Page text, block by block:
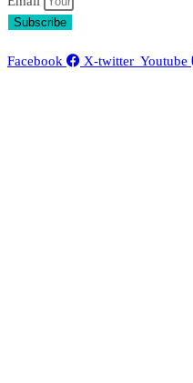
Subscribe
Facebook X-twitter Youtube